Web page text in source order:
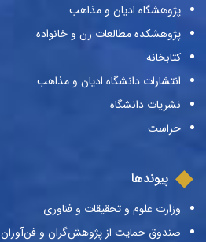
پژوهشگاه ادیان و مذاهب
پژوهشکده مطالعات زن و خانواده
کتابخانه
انتشارات دانشگاه ادیان و مذاهب
نشریات دانشگاه
حراست
پیوندها
وزارت علوم و تحقیقات و فناوری
صندوق حمایت از پژوهش‌گران و فن‌آوران